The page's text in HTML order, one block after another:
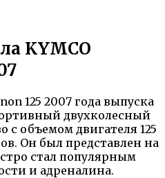
KYMCO
125 2007 года выпуска
двухколесный
с объемом двигателя 125
Он был представлен на
стал популярным
и адреналина.